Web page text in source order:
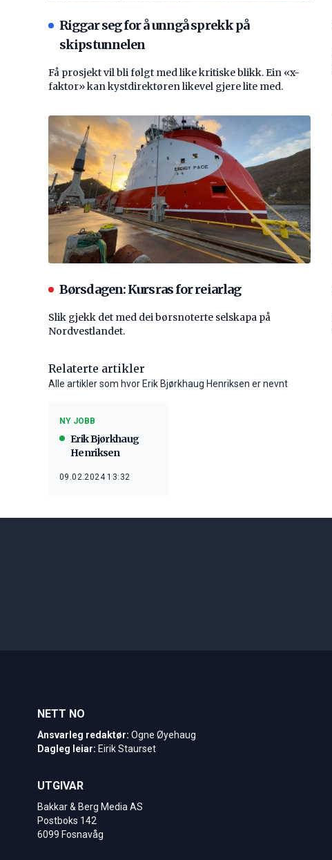
Riggar seg for å unngå sprekk på
skipstunnelen
Få prosjekt vil bli følgt med like kritiske blikk. Ein «x-
faktor» kan kystdirektøren likevel gjere lite med.
Børsdagen: Kursras for reiarlag
Slik gjekk det med dei børsnoterte selskapa på
Nordvestlandet.
Relaterte artikler
Alle artikler som hvor Erik Bjørkhaug Henriksen er nevnt
NY JOBB
Erik Bjørkhaug
Henriksen
09.02.2024 13:32
NETT NO
Ansvarleg redaktør: Ogne Øyehaug
Dagleg leiar: Eirik Staurset
UTGIVAR
Bakkar & Berg Media AS
Postboks 142
6099 Fosnavåg